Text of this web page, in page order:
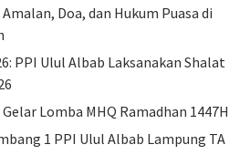
Doa, dan Hukum Puasa di
PPI Ulul Albab Laksanakan Shalat
Lomba MHQ Ramadhan 1447H
1 PPI Ulul Albab Lampung TA